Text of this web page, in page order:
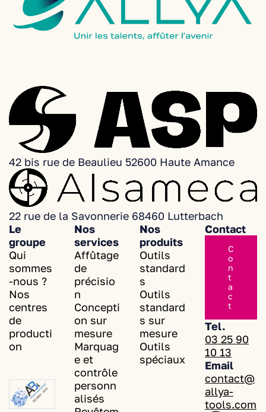
Le groupe
Nos
Nos produits
Outils
Outils
Outils
Nos sites
Actualités
+
42 bis rue de Beaulieu 52600 Haute Amance
22 rue de la Savonnerie 68460 Lutterbach
Le
groupe
Qui
sommes
-nous ?
Nos
centres
de
producti
on
Nos
services
Affûtage
de
précisio
n
Concepti
on sur
mesure
Marquag
e et
contrôle
personn
alisés
Nos
produits
Outils
standard
s
Outils
standard
s sur
mesure
Outils
spéciaux
Contact
C
o
n
t
a
c
t
Tel.
03 25 90
10 13
Email
contact@
allya-
tools.com